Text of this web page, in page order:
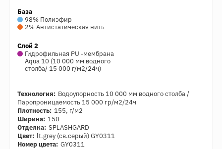
База
98% Полиэфир
2% Антистатическая нить
Слой 2
Гидрофильная PU -мембрана
Aqua 10 (10 000 мм водного
столба/ 15 000 г/м2/24ч)
Технология: Водоупорность 10 000 мм водного столба /
Паропроницаемость 15 000 гр/м2/24ч
Плотность: 155, г/м2
Ширина: 150
Отделка: SPLASHGARD
Цвет: lt.grey (св.серый) GY0311
Номер цвета: GY0311